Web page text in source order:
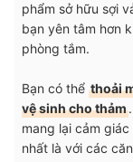
phẩm sở hữu sợi
bạn yên tâm hơn
phòng tắm.
Bạn có thể thoải
vệ sinh cho thảm
mang lại cảm
nhất là với các